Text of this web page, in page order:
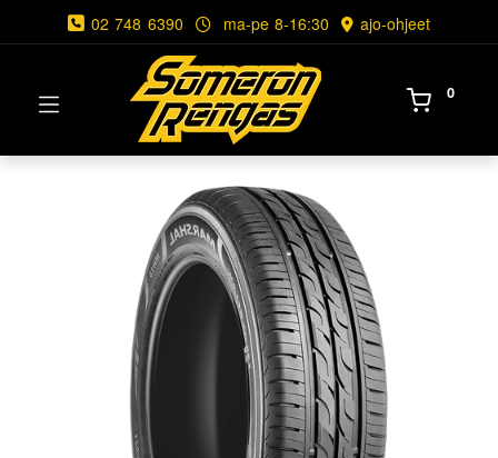
02 748 6390 ma-pe 8-16:30 ajo-ohjeet
0